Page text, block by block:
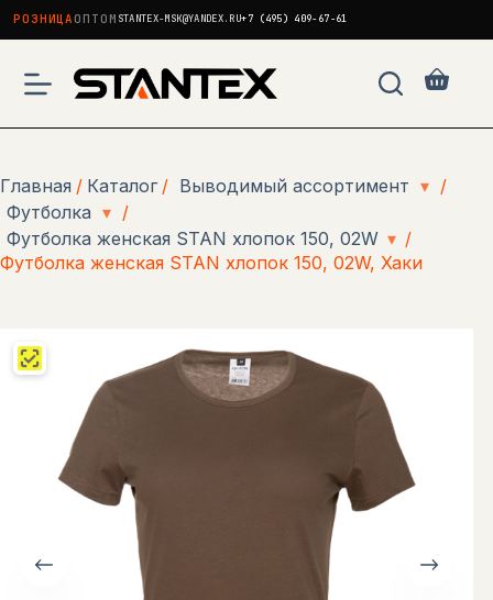
РОЗНИЦА ОПТОМ STANTEX-MSK@YANDEX.RU+7 (495) 409-67-61
сути
Главная / Каталог / Выводимый ассортимент ▾ /
Футболка ▾ /
Футболка женская STAN хлопок 150, 02W ▾ /
Футболка женская STAN хлопок 150, 02W, Хаки